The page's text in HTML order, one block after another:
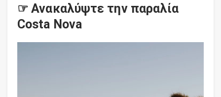
☞ Ανακαλύψτε την παραλία
Costa Nova